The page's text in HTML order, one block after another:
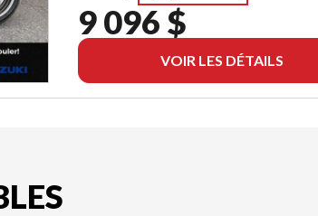
9 096 $
VOIR LES DÉTAILS